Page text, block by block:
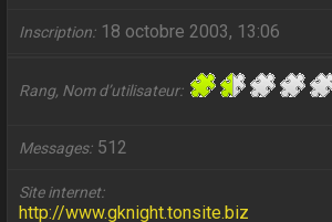
Inscription 18 octobre 2003, 13:06
Rang, Nom d’utilisateur
Messages 512
Site internet
http://www.gknight.tonsite.biz